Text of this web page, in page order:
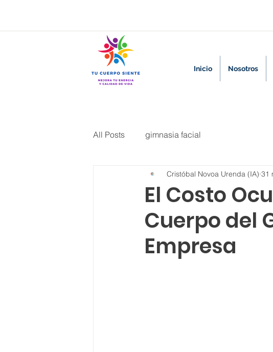
Inicio Nosotros
All Posts gimnasia facial
El Costo
Cuerpo del
Empresa
Cristóbal Novoa Urenda (IA) 31